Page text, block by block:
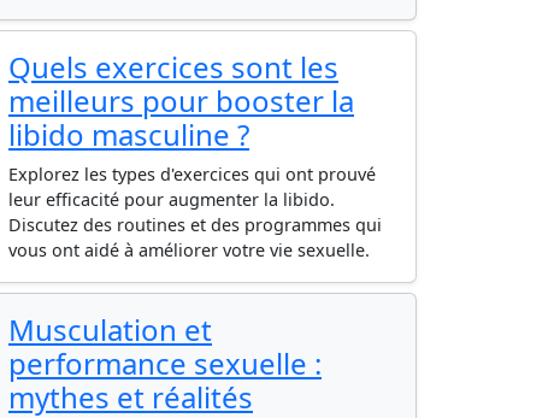
Quels exercices sont les
meilleurs pour booster la
libido masculine ?
Explorez les types d'exercices qui ont prouvé
leur efficacité pour augmenter la libido.
Discutez des routines et des programmes qui
vous ont aidé à améliorer votre vie sexuelle.
Musculation et
performance sexuelle :
mythes et réalités